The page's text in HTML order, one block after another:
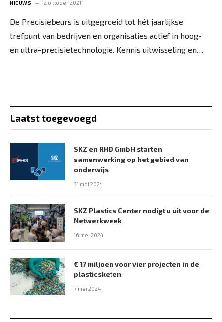
NIEUWS 12 oktober 2021
De Precisiebeurs is uitgegroeid tot hét jaarlijkse
trefpunt van bedrijven en organisaties actief in hoog-
en ultra-precisietechnologie. Kennis uitwisseling en…
Laatst toegevoegd
SKZ en RHD GmbH starten
samenwerking op het gebied van
onderwijs
31 mei 2024
SKZ Plastics Center nodigt u uit voor de
Netwerkweek
16 mei 2024
€ 17 miljoen voor vier projecten in de
plasticsketen
7 mei 2024